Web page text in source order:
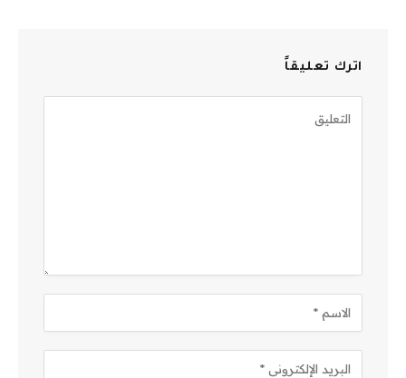
اترك تعليقاً